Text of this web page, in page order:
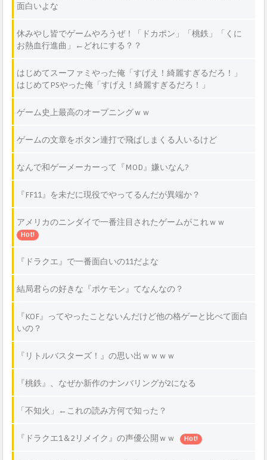
面白いよな
休みやし皆でゲームやろうぜ！「ドカポン」「桃鉄」「くに
お熱血行進曲」←どれにする？？
はじめてスーファミやった俺「すげえ！綺麗すぎるだろ！」
はじめてPSやった俺「すげえ！綺麗すぎるだろ！」
ゲーム史上最高のオープニングｗｗ
ゲームの文章をボタン連打で飛ばしまくる人いるけど
なんで和ゲーメーカーって『MOD』嫌いなん?
『FF11』を未だに現役でやってるんだが異端か？
アメリカのニンダイで一番注目されたゲームがこれｗｗ
Hot!
『ドラクエ』で一番面白いの11だよな
結局君らの好きな『ポケモン』てなんなの？
『KOF』ってやったことないんだけど他の格ゲーと比べて面白
いの？
『リトルバスターズ！』の思い出ｗｗｗｗ
『桃鉄』、なぜか新作のナンバリングが2になる
「不知火」←これの読み方何で知った？
『ドラクエ1＆2リメイク』の声優公開ｗｗ Hot!